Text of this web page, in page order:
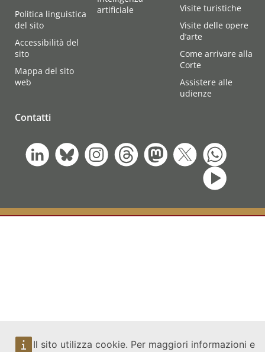
Il sito utilizza cookie. Per maggiori informazioni e
Politica linguistica
del sito
Accessibilità del
sito
Mappa del sito
web
artificiale
Visite turistiche
Visite delle opere
d’arte
Come arrivare alla
Corte
Assistere alle
udienze
Contatti